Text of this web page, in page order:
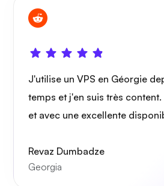
J'utilise un VPS en Géorgie
temps et j'en suis très
et avec une excellente
Revaz Dumbadze
Georgia